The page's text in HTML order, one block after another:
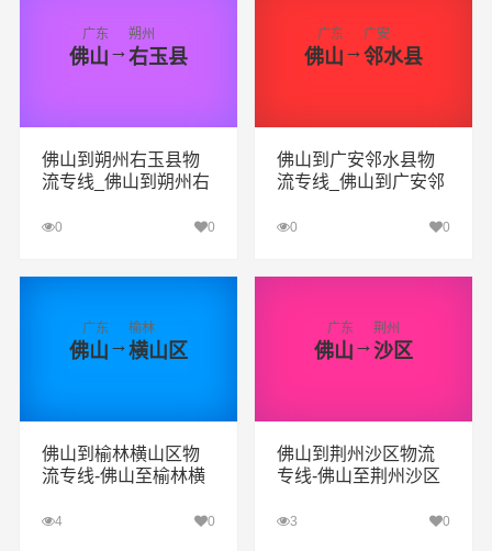
广东
佛山 →
朔州
右玉县
佛山到朔州右玉县物
流专线_佛山到朔州右
0 0
查看详细
广东
佛山 →
广安
邻水县
佛山到广安邻水县物
流专线_佛山到广安邻
0 0
查看详细
广东
佛山 →
榆林
横山区
佛山到榆林横山区物
流专线-佛山至榆林横
4 0
广东
佛山 →
荆州
沙区
佛山到荆州沙区物流
专线-佛山至荆州沙区
3 0